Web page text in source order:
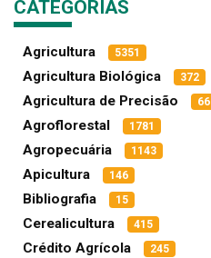
CATEGORIAS
Agricultura 5351
Agricultura Biológica 372
Agricultura de Precisão 66
Agroflorestal 1781
Agropecuária 1143
Apicultura 146
Bibliografia 15
Cerealicultura 415
Crédito Agrícola 245